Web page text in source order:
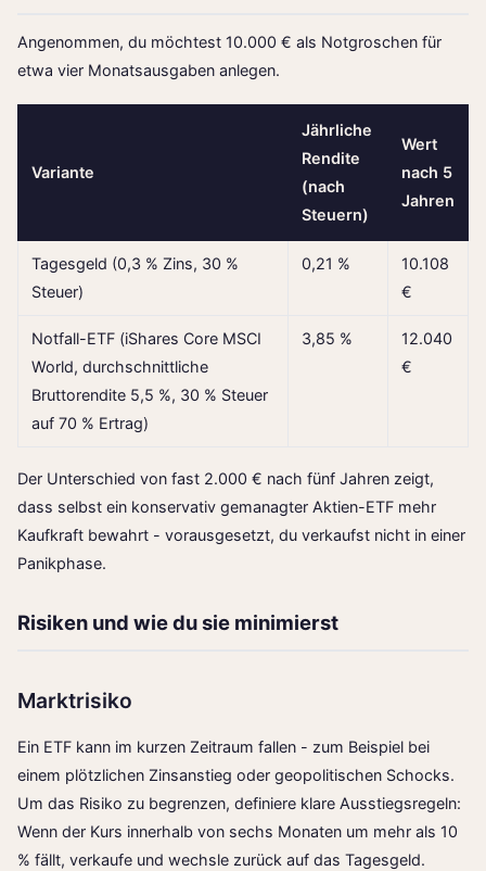
Angenommen, du möchtest 10.000 € als Notgroschen für
etwa vier Monatsausgaben anlegen.
Variante
Jährliche
Rendite
(nach
Steuern)
Wert
nach 5
Jahren
Tagesgeld (0,3 % Zins, 30 %
Steuer)
0,21 %
10.108
€
Notfall-ETF (iShares Core MSCI
World, durchschnittliche
Bruttorendite 5,5 %, 30 % Steuer
auf 70 % Ertrag)
3,85 %
12.040
€
Der Unterschied von fast 2.000 € nach fünf Jahren zeigt,
dass selbst ein konservativ gemanagter Aktien-ETF mehr
Kaufkraft bewahrt - vorausgesetzt, du verkaufst nicht in einer
Panikphase.
Risiken und wie du sie minimierst
Marktrisiko
Ein ETF kann im kurzen Zeitraum fallen - zum Beispiel bei
einem plötzlichen Zinsanstieg oder geopolitischen Schocks.
Um das Risiko zu begrenzen, definiere klare Ausstiegsregeln:
Wenn der Kurs innerhalb von sechs Monaten um mehr als 10
% fällt, verkaufe und wechsle zurück auf das Tagesgeld.